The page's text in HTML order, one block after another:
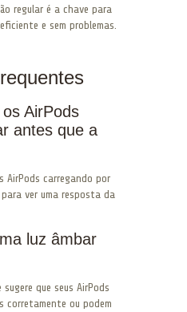
regular é a chave para
e sem problemas.
AirPods
antes que a
AirPods carregando por
ver uma resposta da
luz âmbar
que seus AirPods
corretamente ou podem